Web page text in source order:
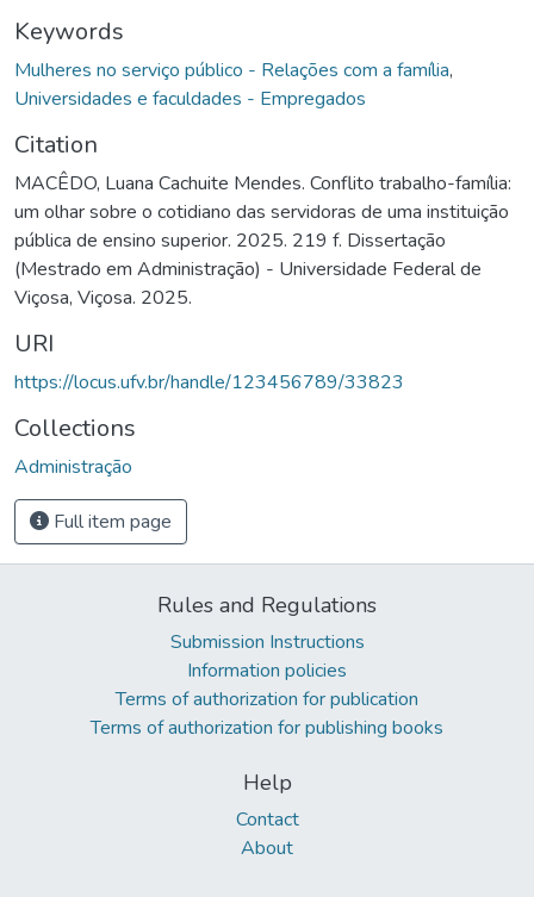
Keywords
Mulheres no serviço público - Relações com a família,
Universidades e faculdades - Empregados
Citation
MACÊDO, Luana Cachuite Mendes. Conflito trabalho-família:
um olhar sobre o cotidiano das servidoras de uma instituição
pública de ensino superior. 2025. 219 f. Dissertação
(Mestrado em Administração) - Universidade Federal de
Viçosa, Viçosa. 2025.
URI
https://locus.ufv.br/handle/123456789/33823
Collections
Administração
Full item page
Rules and Regulations
Submission Instructions
Information policies
Terms of authorization for publication
Terms of authorization for publishing books
Help
Contact
About